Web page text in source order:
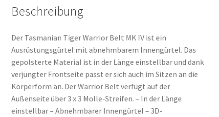
Beschreibung
Der Tasmanian Tiger Warrior Belt MK IV ist ein
Ausrüstungsgürtel mit abnehmbarem Innengürtel. Das
gepolsterte Material ist in der Länge einstellbar und dank
verjüngter Frontseite passt er sich auch im Sitzen an die
Körperform an. Der Warrior Belt verfügt auf der
Außenseite über 3 x 3 Molle-Streifen. – In der Länge
einstellbar – Abnehmbarer Innengürtel – 3D-